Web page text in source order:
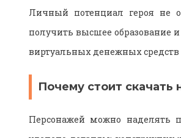
Личный потенциал героя не
получить высшее образование
виртуальных денежных
Почему стоит скачать
Персонажей можно наделять